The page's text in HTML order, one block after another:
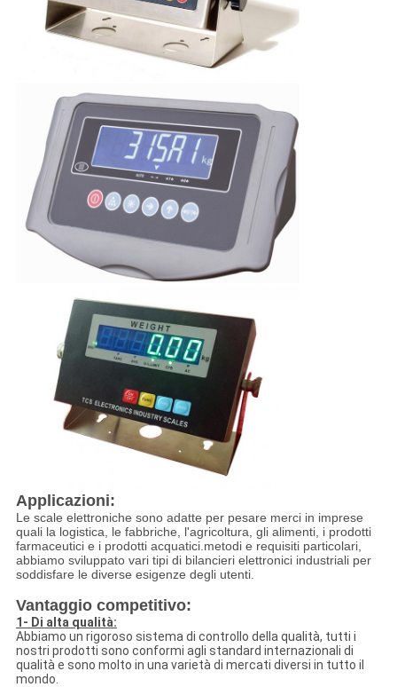
Applicazioni:
Le scale elettroniche sono adatte per pesare merci in imprese
quali la logistica, le fabbriche, l'agricoltura, gli alimenti, i prodotti
farmaceutici e i prodotti acquatici.metodi e requisiti particolari,
abbiamo sviluppato vari tipi di bilancieri elettronici industriali per
soddisfare le diverse esigenze degli utenti.
Vantaggio competitivo:
1- Di alta qualità:
Abbiamo un rigoroso sistema di controllo della qualità, tutti i
nostri prodotti sono conformi agli standard internazionali di
qualità e sono molto in una varietà di mercati diversi in tutto il
mondo.